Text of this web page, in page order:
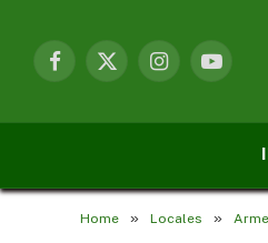
Facebook
X
InstagramYouTube
Home » Locales »